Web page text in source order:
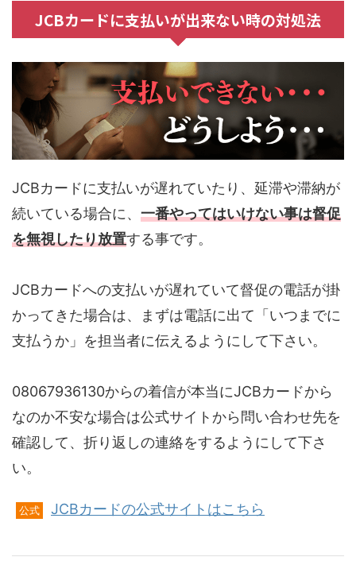
JCBカードに支払いが出来ない時の対処法
JCBカードに支払いが遅れていたり、延滞や滞納が
続いている場合に、 一番やってはいけない事は督促
を無視したり放置する事です。
JCBカードへの支払いが遅れていて督促の電話が掛
かってきた場合は、まずは電話に出て「いつまでに
支払うか」を担当者に伝えるようにして下さい。
08067936130からの着信が本当にJCBカードから
なのか不安な場合は公式サイトから問い合わせ先を
確認して、折り返しの連絡をするようにして下さ
い。
公式 JCBカードの公式サイトはこちら